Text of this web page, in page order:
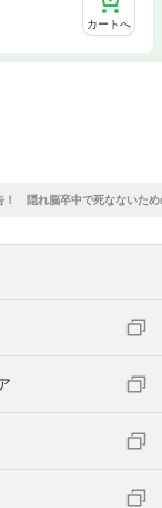
カートへ
！ 隠れ脳卒中で死なないため